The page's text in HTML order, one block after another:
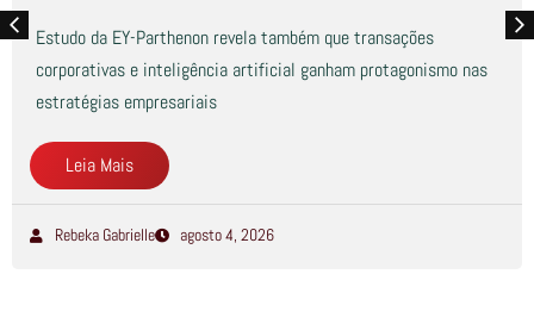
Estudo da EY-Parthenon revela também que transações
corporativas e inteligência artificial ganham protagonismo nas
estratégias empresariais
Leia Mais
Rebeka Gabrielle agosto 4, 2026